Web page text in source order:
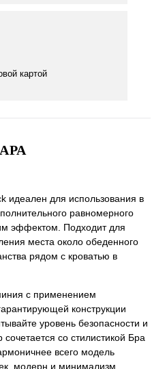
картой
идеален для использования в
равномерного
эффектом. Подходит для
места около обеденного
рядом с кроватью в
с применением
конструкции
уровень безопасности и
со стилистикой Бра
всего модель
модерн и минимализм.